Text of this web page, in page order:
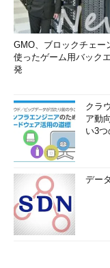
GMO、ブロックチェー
使ったゲーム用バック
発
クラ
ア動
い3
デー